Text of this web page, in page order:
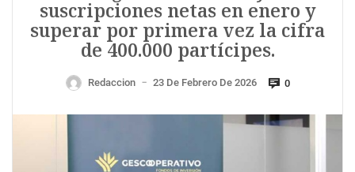
suscripciones netas en enero y
superar por primera vez la cifra
de 400.000 partícipes.
Redaccion — 23 De Febrero De 2026 0